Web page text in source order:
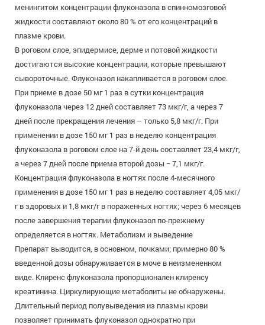
менингитом концентрации флуконазола в спинномозговой
жидкости составляют около 80 % от его концентраций в
плазме крови.
В роговом слое, эпидермисе, дерме и потовой жидкости
достигаются высокие концентрации, которые превышают
сывороточные. Флуконазол накапливается в роговом слое.
При приеме в дозе 50 мг 1 раз в сутки концентрация
флуконазола через 12 дней составляет 73 мкг/г, а через 7
дней после прекращения лечения – только 5,8 мкг/г. При
применении в дозе 150 мг 1 раз в неделю концентрация
флуконазола в роговом слое на 7-й день составляет 23,4 мкг/г,
а через 7 дней после приема второй дозы − 7,1 мкг/г.
Концентрация флуконазола в ногтях после 4-месячного
применения в дозе 150 мг 1 раз в неделю составляет 4,05 мкг/
г в здоровых и 1,8 мкг/г в пораженных ногтях; через 6 месяцев
после завершения терапии флуконазол по-прежнему
определяется в ногтях. Метаболизм и выведение
Препарат выводится, в основном, почками; примерно 80 %
введенной дозы обнаруживается в моче в неизмененном
виде. Клиренс флуконазола пропорционален клиренсу
креатинина. Циркулирующие метаболиты не обнаружены.
Длительный период полувыведения из плазмы крови
позволяет принимать флуконазол однократно при